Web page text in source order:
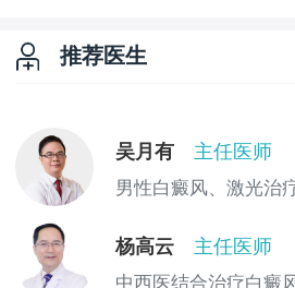
推荐医生
吴月有 主任医师
男性白癜风、激光治
杨高云 主任医师
中西医结合治疗白癜